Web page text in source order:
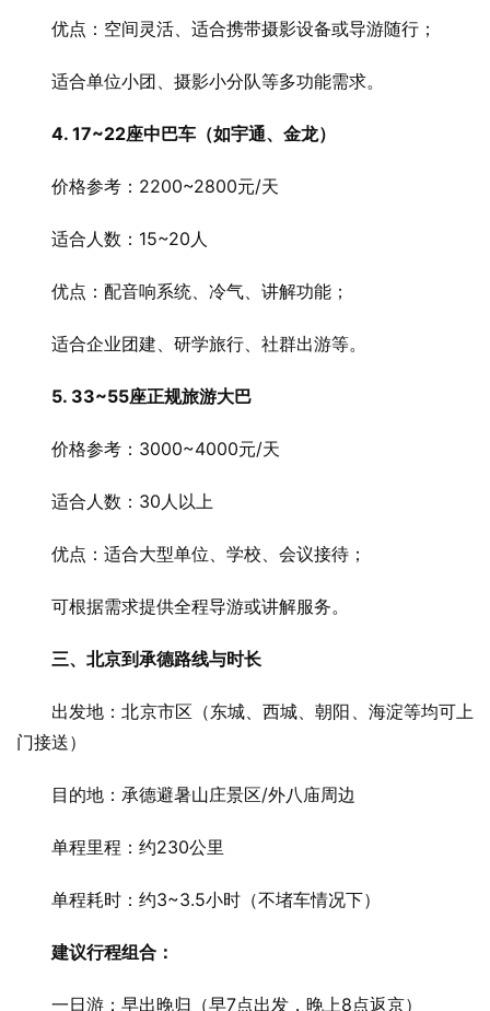
优点：空间灵活、适合携带摄影设备或导游随行；
适合单位小团、摄影小分队等多功能需求。
4. 17~22座中巴车（如宇通、金龙）
价格参考：2200~2800元/天
适合人数：15~20人
优点：配音响系统、冷气、讲解功能；
适合企业团建、研学旅行、社群出游等。
5. 33~55座正规旅游大巴
价格参考：3000~4000元/天
适合人数：30人以上
优点：适合大型单位、学校、会议接待；
可根据需求提供全程导游或讲解服务。
三、北京到承德路线与时长
出发地：北京市区（东城、西城、朝阳、海淀等均可上
门接送）
目的地：承德避暑山庄景区/外八庙周边
单程里程：约230公里
单程耗时：约3~3.5小时（不堵车情况下）
建议行程组合：
一日游：早出晚归（早7点出发，晚上8点返京）